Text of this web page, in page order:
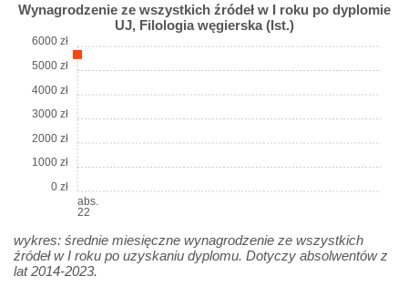
Wynagrodzenie ze wszystkich źródeł w I roku po dyplomie
UJ, Filologia węgierska (Ist.)
abs.
22
0 zł
1000 zł
2000 zł
3000 zł
4000 zł
5000 zł
6000 zł
wykres: średnie miesięczne wynagrodzenie ze wszystkich
źródeł w I roku po uzyskaniu dyplomu. Dotyczy absolwentów z
lat 2014-2023.